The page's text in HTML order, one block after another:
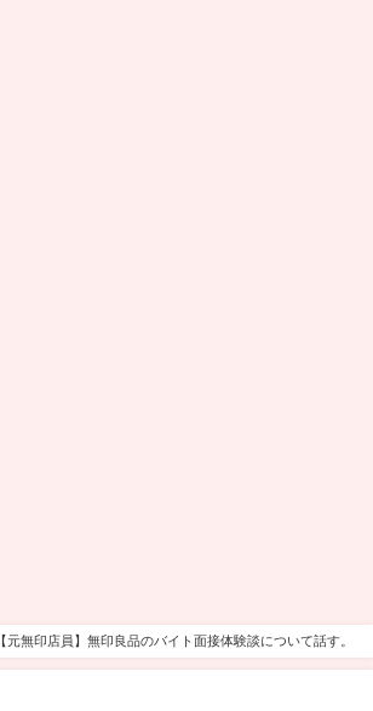
【元無印店員】無印良品のバイト面接体験談について話す。